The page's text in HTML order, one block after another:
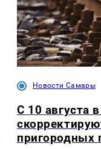
Новости Самары
С 10 августа
пригородных